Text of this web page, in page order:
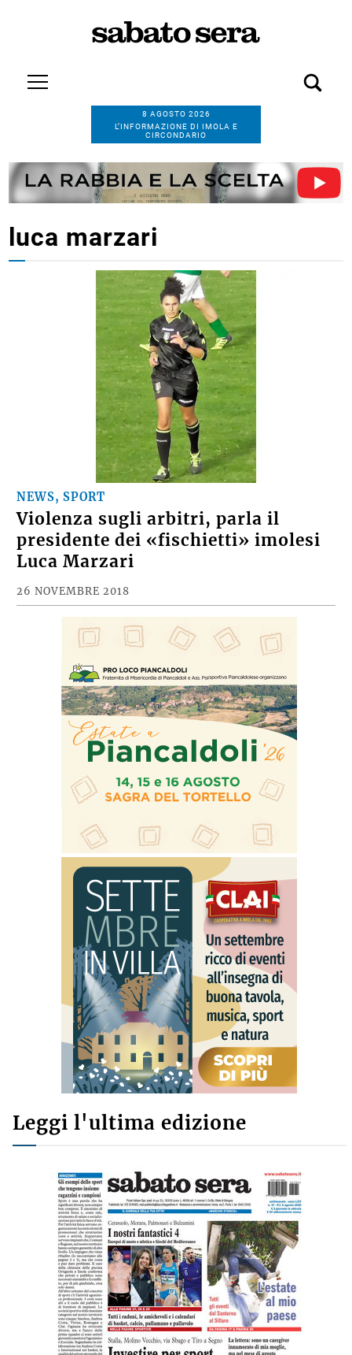
8 AGOSTO 2026
L’INFORMAZIONE DI IMOLA E
CIRCONDARIO
luca marzari
NEWS, SPORT
Violenza sugli arbitri, parla il
presidente dei «fischietti» imolesi
Luca Marzari
26 NOVEMBRE 2018
Leggi l'ultima edizione